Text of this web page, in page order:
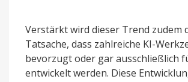
Verstärkt wird dieser Trend zudem
Tatsache, dass zahlreiche KI-
bevorzugt oder gar ausschließlich
entwickelt werden. Diese